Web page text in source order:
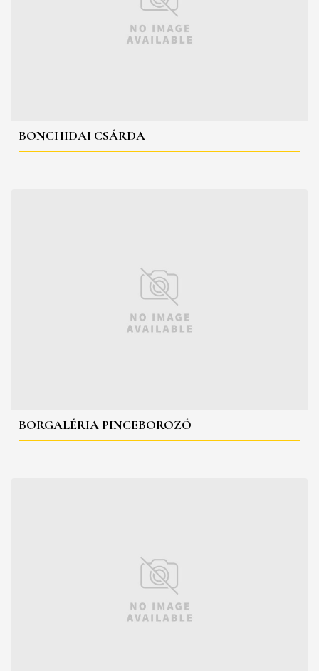
BONCHIDAI CSÁRDA
BORGALÉRIA PINCEBOROZÓ